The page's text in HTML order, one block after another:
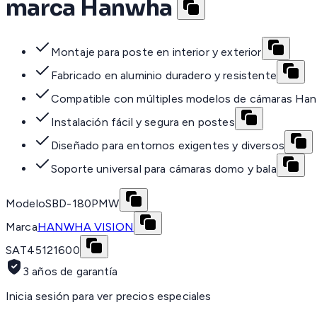
marca Hanwha
Montaje para poste en interior y exterior
Fabricado en aluminio duradero y resistente
Compatible con múltiples modelos de cámaras
Instalación fácil y segura en postes
Diseñado para entornos exigentes y diversos
Soporte universal para cámaras domo y bala
ModeloSBD-180PMW
MarcaHANWHA VISION
SAT45121600
3 años de garantía
Inicia sesión para ver precios especiales